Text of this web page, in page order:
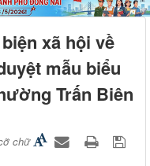
xã hội về
mẫu biểu
Trấn Biên
chữ